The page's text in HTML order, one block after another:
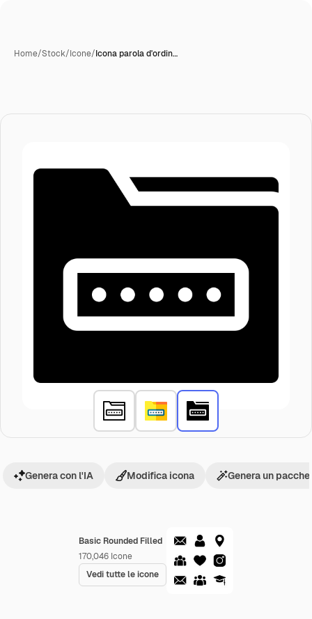
Home/Stock/Icone/Icona parola d'ordin…
Basic Rounded Filled
170,046 Icone
Vedi tutte le icone
Genera con l'IA Modifica icona Genera un